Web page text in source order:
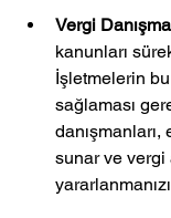
Vergi
kanunları
İşletmelerin
sağlaması
sunar ve vergi